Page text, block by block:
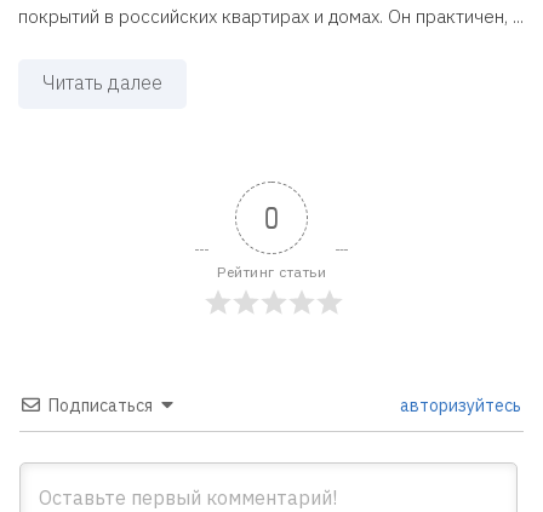
покрытий в российских квартирах и домах. Он практичен, ...
Читать далее
0
Рейтинг статьи
Подписаться авторизуйтесь